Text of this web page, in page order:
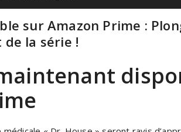
sur Amazon Prime :
la série !